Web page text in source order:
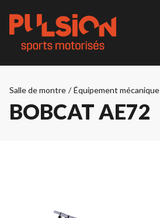
Salle de montre / Équipement mécanique
BOBCAT AE72